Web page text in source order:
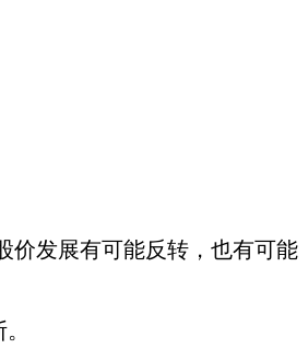
发展有可能反转，也有可能